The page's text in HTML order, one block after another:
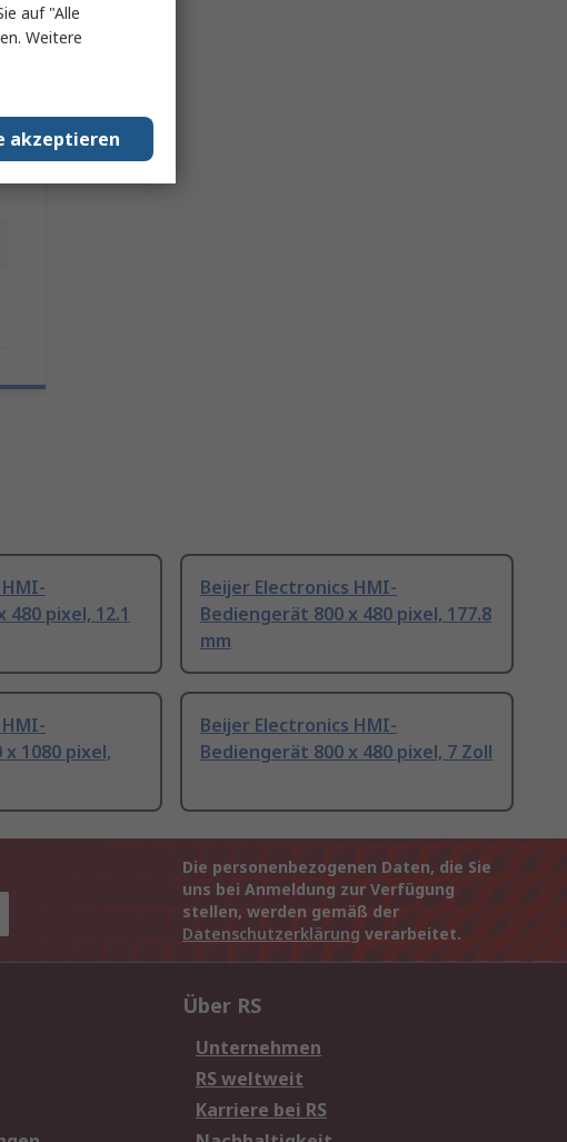
pixel, 12.1
Beijer Electronics HMI-
Bediengerät 800 x 480 pixel, 177.8
mm
1080 pixel,
Beijer Electronics HMI-
Bediengerät 800 x 480 pixel, 7 Zoll
Die personenbezogenen Daten, die Sie
uns bei Anmeldung zur Verfügung
stellen, werden gemäß der
Datenschutzerklärung verarbeitet.
Über RS
Unternehmen
RS weltweit
Karriere bei RS
auf "Alle
Weitere
akzeptieren